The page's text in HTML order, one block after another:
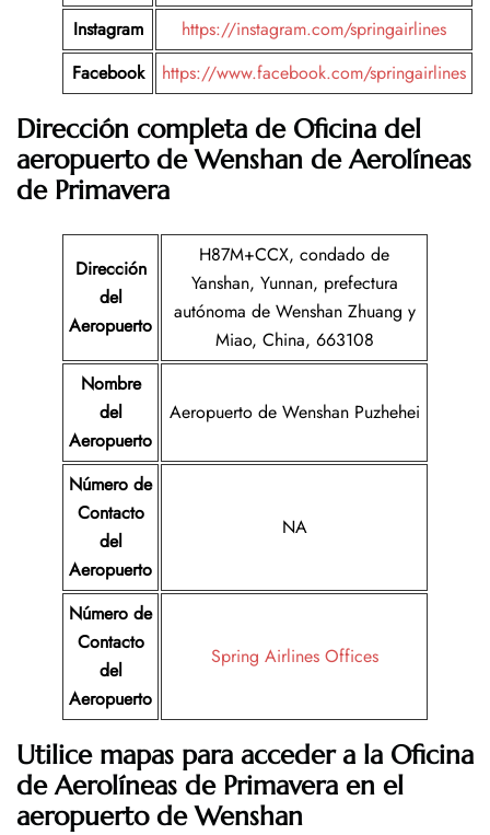
Instagram
https://instagram.com/springairlines
Facebook
https://www.facebook.com/springairlines
Dirección completa de Oficina del
aeropuerto de Wenshan de Aerolíneas
de Primavera
Dirección
del
Aeropuerto
H87M+CCX, condado de
Yanshan, Yunnan, prefectura
autónoma de Wenshan Zhuang y
Miao, China, 663108
Nombre
del
Aeropuerto
Aeropuerto de Wenshan Puzhehei
Número de
Contacto
del
Aeropuerto
NA
Número de
Contacto
del
Aeropuerto
Spring Airlines Offices
Utilice mapas para acceder a la Oficina
de Aerolíneas de Primavera en el
aeropuerto de Wenshan